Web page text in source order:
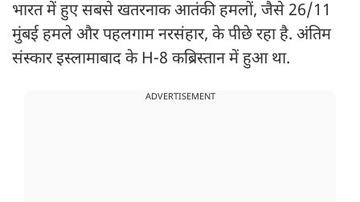
भारत में हुए सबसे खतरनाक आतंकी हमलों, जैसे 26/11
मुंबई हमले और पहलगाम नरसंहार, के पीछे रहा है. अंतिम
संस्कार इस्लामाबाद के H-8 कब्रिस्तान में हुआ था.
ADVERTISEMENT